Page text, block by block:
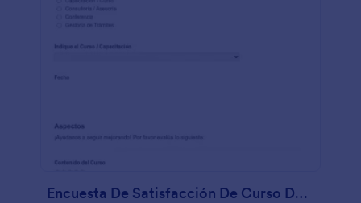
Encuesta De Satisfacción De Curso De Consultoría